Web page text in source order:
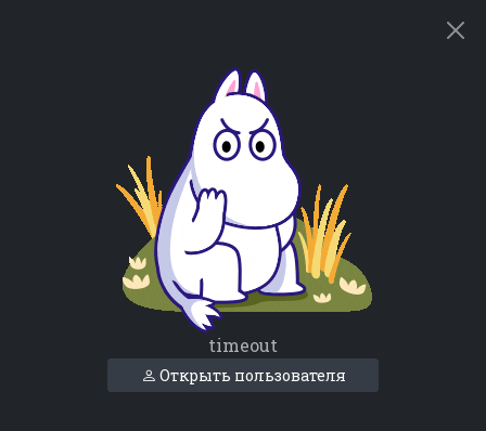
timeout
Открыть пользователя